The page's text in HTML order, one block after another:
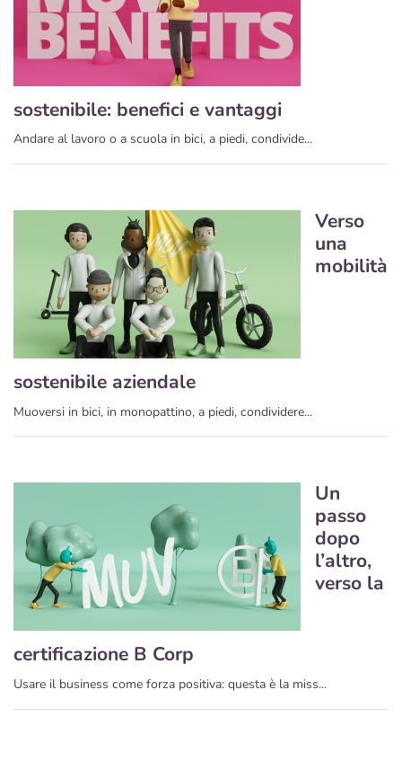
sostenibile: benefici e vantaggi
Andare al lavoro o a scuola in bici, a piedi, condivide...
Verso
una
mobilità
sostenibile aziendale
Muoversi in bici, in monopattino, a piedi, condividere...
Un
passo
dopo
l’altro,
verso la
certificazione B Corp
Usare il business come forza positiva: questa è la miss...